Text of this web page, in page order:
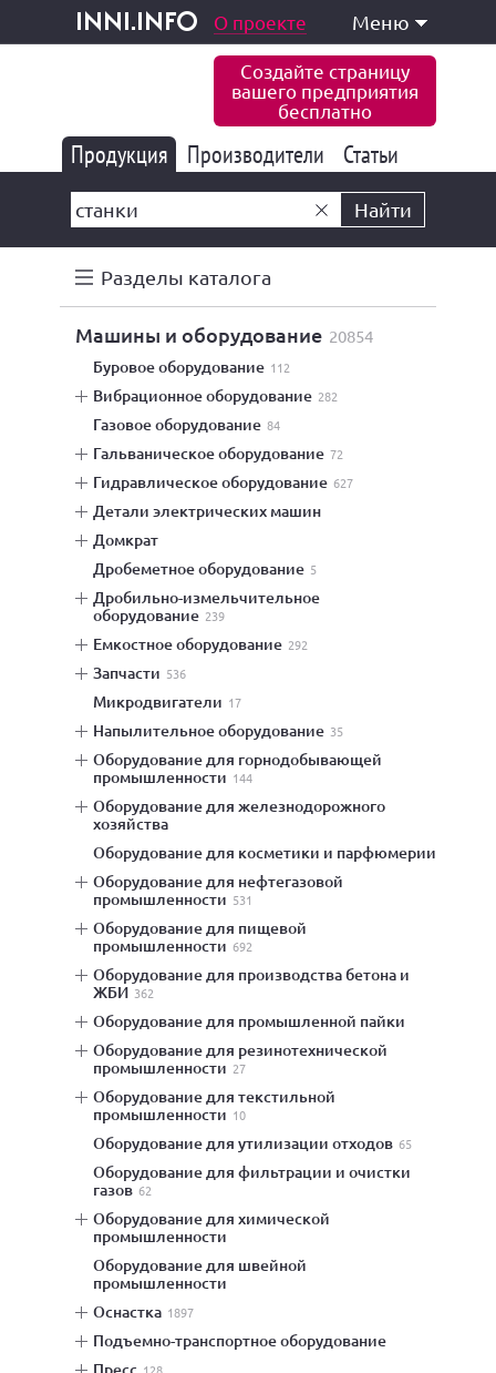
inni.info
и услуги О проекте Меню
Создайте страницу
вашего предприятия
бесплатно
Продукция 177 847
Производители 6 777
Статьи
Найти
Разделы каталога
машины и оборудование 20854
буровое оборудование 112
вибрационное оборудование 282
газовое оборудование 84
гальваническое оборудование 72
гидравлическое оборудование 627
детали электрических машин
домкрат
дробеметное оборудование 5
дробильно-измельчительное
оборудование 239
емкостное оборудование 292
запчасти 536
микродвигатели 17
напылительное оборудование 35
оборудование для горнодобывающей
промышленности 144
оборудование для железнодорожного
хозяйства
оборудование для косметики и парфюмерии
оборудование для нефтегазовой
промышленности 531
оборудование для пищевой
промышленности 692
оборудование для производства бетона и
ЖБИ 362
оборудование для промышленной пайки
оборудование для резинотехнической
промышленности 27
оборудование для текстильной
промышленности 10
оборудование для утилизации отходов 65
оборудование для фильтрации и очистки
газов 62
оборудование для химической
промышленности
оборудование для швейной
промышленности
оснастка 1897
подъемно-транспортное оборудование